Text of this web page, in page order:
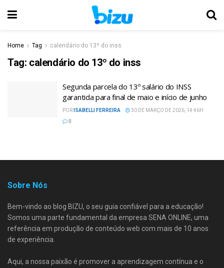
Home Tag calendário do 13º do inss
Tag: calendário do 13º do inss
Segunda parcela do 13º salário do INSS
garantida para final de maio e início de junho
POR ISABELLI FERREIRA
30 DE MARÇO DE 2026, 14:46H
0
Sobre Nós
Bem-vindo ao blog BIZU, o seu guia confiável para a educação!
Somos uma parte fundamental da empresa SENA ONLINE, uma
referência em produção de conteúdo web com mais de 10 anos
de experiência.
Aqui, a nossa paixão é promover a aprendizagem contínua e o